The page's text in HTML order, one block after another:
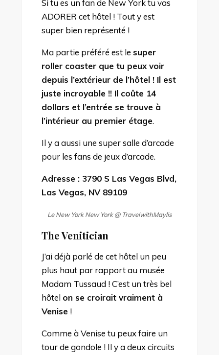
Si tu es un fan de New York tu vas
ADORER cet hôtel ! Tout y est
super bien représenté !
Ma partie préféré est le super
roller coaster que tu peux voir
depuis l’extérieur de l’hôtel ! Il est
juste incroyable !! Il coûte 14
dollars et l’entrée se trouve à
l’intérieur au premier étage.
Il y a aussi une super salle d’arcade
pour les fans de jeux d’arcade.
Adresse : 3790 S Las Vegas Blvd,
Las Vegas, NV 89109
Le New York New York @ TravelwithMaylis
The Venitician
J’ai déjà parlé de cet hôtel un peu
plus haut par rapport au musée
Madam Tussaud ! C’est un très bel
hôtel on se croirait vraiment à
Venise!
Comme à Venise tu peux faire un
tour de gondole ! Il y a deux circuits